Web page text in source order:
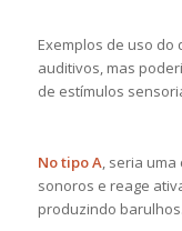
Exemplos de uso
auditivos, mas
de estímulos
No tipo A, seria uma
sonoros e reage
produzindo barulhos.